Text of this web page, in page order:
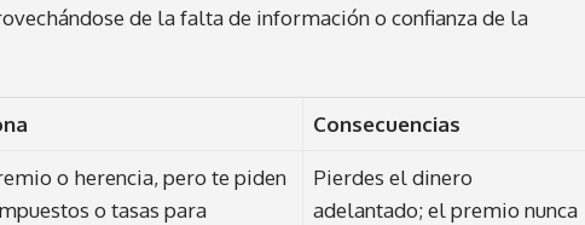
de la falta de información o confianza de la
Consecuencias
o herencia, pero te piden
o tasas para
Pierdes el dinero
adelantado; el premio nunca